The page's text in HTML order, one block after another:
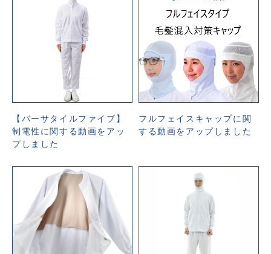
【バーサタイルファイブ】
制電性に関する動画をアッ
プしました
フルフェイスキャップに関
する動画をアップしました